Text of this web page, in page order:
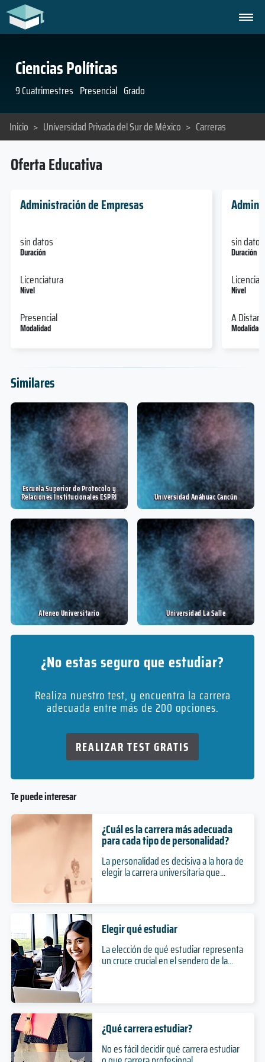
Ciencias Políticas
9 Cuatrimestres Presencial Grado
Inicio > Universidad Privada del Sur de México > Carreras
Oferta Educativa
Administración de Empresas
sin datos
Duración
Licenciatura
Nivel
Presencial
Modalidad
sin datos
Duración
Nivel
A
Modalidad
Similares
Escuela Superior de Protocolo y
Relaciones Institucionales ESPRI Universidad Anáhuac Cancún
Ateneo Universitario Universidad La Salle
¿No estas seguro que estudiar?
Realiza nuestro test, y encuentra la carrera
adecuada entre más de 200 opciones.
REALIZAR TEST GRATIS
Te puede interesar
¿Cuál es la carrera más adecuada
para cada tipo de personalidad?
La personalidad es decisiva a la hora de
elegir la carrera universitaria que...
Elegir qué estudiar
La elección de qué estudiar representa
un cruce crucial en el sendero de la...
¿Qué carrera estudiar?
No es fácil decidir qué carrera estudiar